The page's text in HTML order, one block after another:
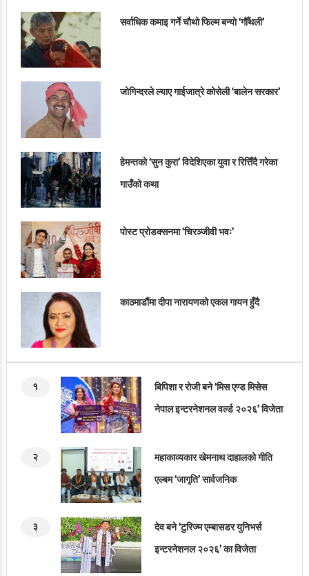
सर्वाधिक कमाइ गर्ने चौथो फिल्म बन्यो ‘गौँथली’
जोगिन्दरले ल्याए गाईजात्रे कोसेली ‘बालेन सरकार’
हेमन्तको ‘सुन कुरा’ विदेशिएका युवा र रित्तिँदै गरेका
गाउँको कथा
पोस्ट प्रोडक्सनमा ‘चिरञ्जीवी भवः’
काठमाडौंमा दीपा नारायणको एकल गायन हुँदै
१
बिपिशा र रोजी बने ‘मिस एण्ड मिसेस
नेपाल इन्टरनेशनल वर्ल्ड २०२६’ विजेता
२
महाकाव्यकार खेमनाथ दाहालको गीति
एल्बम ‘जागृति’ सार्वजनिक
३
देव बने ‘टुरिज्म एम्बासडर युनिभर्स
इन्टरनेशनल २०२६’ का विजेता